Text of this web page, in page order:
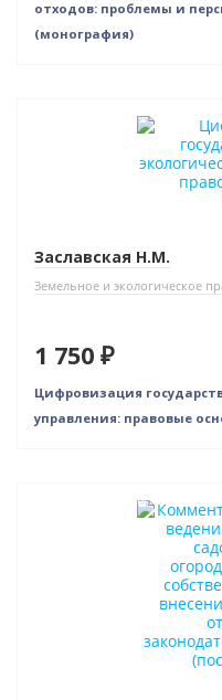
отходов: проблемы и
(монография)
Заславская Н.М.
Земельное и экологическое
1 750 ₽
Цифровизация
управления: правовые
Нет в наличии